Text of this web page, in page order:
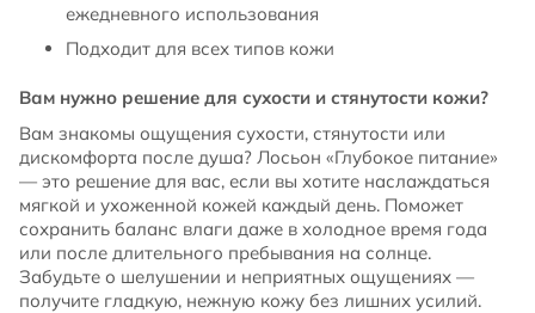
ежедневного использования
Подходит для всех типов кожи
Вам нужно решение для сухости и стянутости кожи?
Вам знакомы ощущения сухости, стянутости или
дискомфорта после душа? Лосьон «Глубокое питание»
— это решение для вас, если вы хотите наслаждаться
мягкой и ухоженной кожей каждый день. Поможет
сохранить баланс влаги даже в холодное время года
или после длительного пребывания на солнце.
Забудьте о шелушении и неприятных ощущениях —
получите гладкую, нежную кожу без лишних усилий.